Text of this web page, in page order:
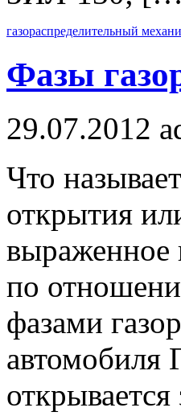
газораспределительный
Фазы
29.07.2012
Что
открытия
выраженное
по
фазами
автомобиля